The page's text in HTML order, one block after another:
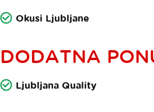
Okusi Ljubljane
DODATNA
Ljubljana Quality